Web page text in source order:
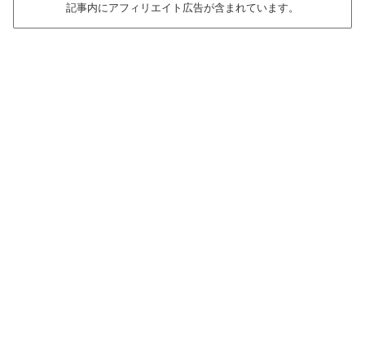
記事内にアフィリエイト広告が含まれています。